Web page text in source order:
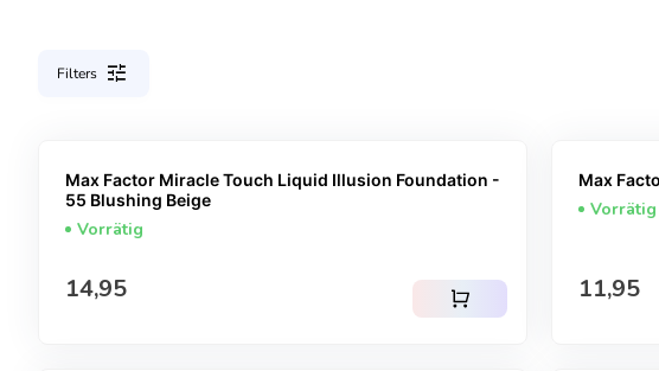
Filters tune
Max Factor Miracle Touch Liquid Illusion Foundation -
55 Blushing Beige
Vorrätig
Regulärer Preis
14,95 shopping_cart
Max
Vorrätig
11,95